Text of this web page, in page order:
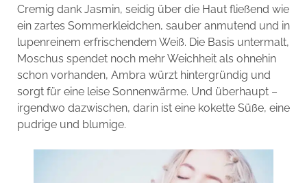
Cremig dank Jasmin, seidig über die Haut fließend wie
ein zartes Sommerkleidchen, sauber anmutend und in
lupenreinem erfrischendem Weiß. Die Basis untermalt,
Moschus spendet noch mehr Weichheit als ohnehin
schon vorhanden, Ambra würzt hintergründig und
sorgt für eine leise Sonnenwärme. Und überhaupt –
irgendwo dazwischen, darin ist eine kokette Süße, eine
pudrige und blumige.